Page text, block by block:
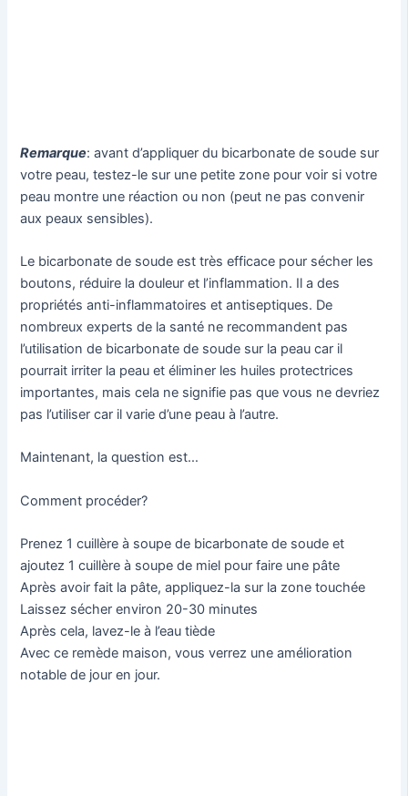
Remarque: avant d’appliquer du bicarbonate de soude sur
votre peau, testez-le sur une petite zone pour voir si votre
peau montre une réaction ou non (peut ne pas convenir
aux peaux sensibles).
Le bicarbonate de soude est très efficace pour sécher les
boutons, réduire la douleur et l’inflammation. Il a des
propriétés anti-inflammatoires et antiseptiques. De
nombreux experts de la santé ne recommandent pas
l’utilisation de bicarbonate de soude sur la peau car il
pourrait irriter la peau et éliminer les huiles protectrices
importantes, mais cela ne signifie pas que vous ne devriez
pas l’utiliser car il varie d’une peau à l’autre.
Maintenant, la question est…
Comment procéder?
Prenez 1 cuillère à soupe de bicarbonate de soude et
ajoutez 1 cuillère à soupe de miel pour faire une pâte
Après avoir fait la pâte, appliquez-la sur la zone touchée
Laissez sécher environ 20-30 minutes
Après cela, lavez-le à l’eau tiède
Avec ce remède maison, vous verrez une amélioration
notable de jour en jour.